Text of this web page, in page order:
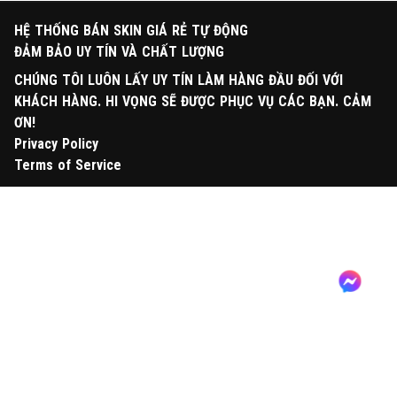
HỆ THỐNG BÁN SKIN GIÁ RẺ TỰ ĐỘNG
ĐẢM BẢO UY TÍN VÀ CHẤT LƯỢNG
CHÚNG TÔI LUÔN LẤY UY TÍN LÀM HÀNG ĐẦU ĐỐI VỚI
KHÁCH HÀNG. HI VỌNG SẼ ĐƯỢC PHỤC VỤ CÁC BẠN. CẢM
ƠN!
Privacy Policy
Terms of Service